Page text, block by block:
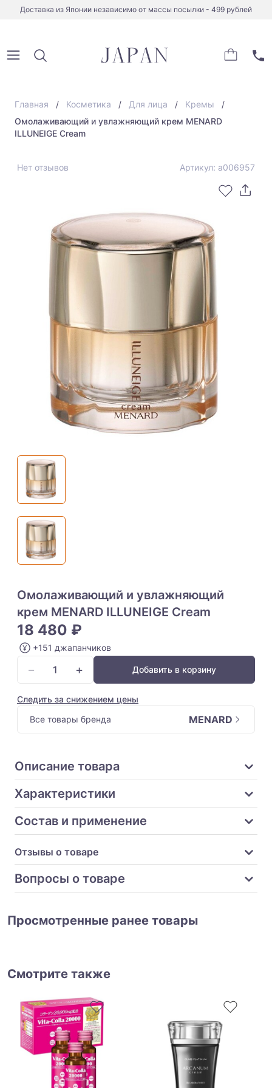
Доставка из Японии независимо от массы посылки - 499 рублей
Главная Косметика Для лица
Кремы
Омолаживающий и увлажняющий крем MENARD
ILLUNEIGE Cream
Нет отзывов Артикул: a006957
Омолаживающий и увлажняющий
крем MENARD ILLUNEIGE Cream
18 480 ₽
+151 джапанчиков
− + Добавить в корзину
Следить за снижением цены
Все товары бренда
MENARD
Описание товара
Характеристики
Состав и применение
Отзывы о товаре
Вопросы о товаре
Просмотренные ранее товары
Смотрите также